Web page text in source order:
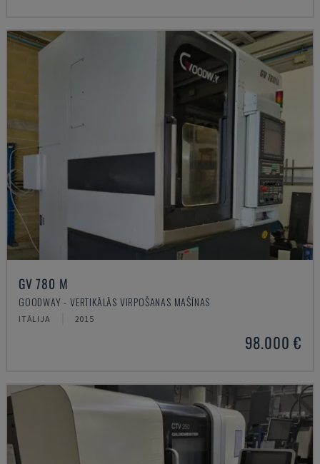
GV 780 M
GOODWAY - VERTIKĀLĀS VIRPOŠANAS MAŠĪNAS
ITĀLIJA 2015
98.000 €